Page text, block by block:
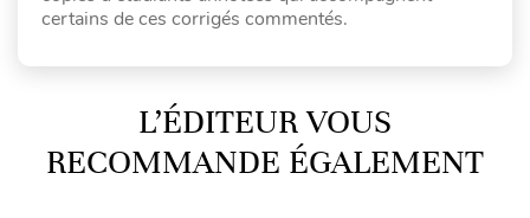
certains de ces corrigés commentés.
L’ÉDITEUR VOUS
RECOMMANDE ÉGALEMENT